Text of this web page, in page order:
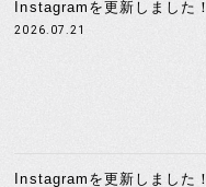
Instagramを更新しました！
2026.07.21
Instagramを更新しました！